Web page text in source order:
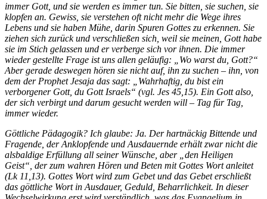
immer Gott, und sie werden es immer tun. Sie bitten, sie suchen, sie
klopfen an. Gewiss, sie verstehen oft nicht mehr die Wege ihres
Lebens und sie haben Mühe, darin Spuren Gottes zu erkennen. Sie
ziehen sich zurück und verschließen sich, weil sie meinen, Gott habe
sie im Stich gelassen und er verberge sich vor ihnen. Die immer
wieder gestellte Frage ist uns allen geläufig: „Wo warst du, Gott?“
Aber gerade deswegen hören sie nicht auf, ihn zu suchen – ihn, von
dem der Prophet Jesaja das sagt: „Wahrhaftig, du bist ein
verborgener Gott, du Gott Israels“ (vgl. Jes 45,15). Ein Gott also,
der sich verbirgt und darum gesucht werden will – Tag für Tag,
immer wieder.
Göttliche Pädagogik? Ich glaube: Ja. Der hartnäckig Bittende und
Fragende, der Anklopfende und Ausdauernde erhält zwar nicht die
alsbaldige Erfüllung all seiner Wünsche, aber „den Heiligen
Geist“, der zum wahren Hören und Beten mit Gottes Wort anleitet
(Lk 11,13). Gottes Wort wird zum Gebet und das Gebet erschließt
das göttliche Wort in Ausdauer, Geduld, Beharrlichkeit. In dieser